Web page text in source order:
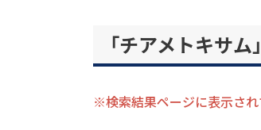
「チアメトキサム
※検索結果ページに表⽰され